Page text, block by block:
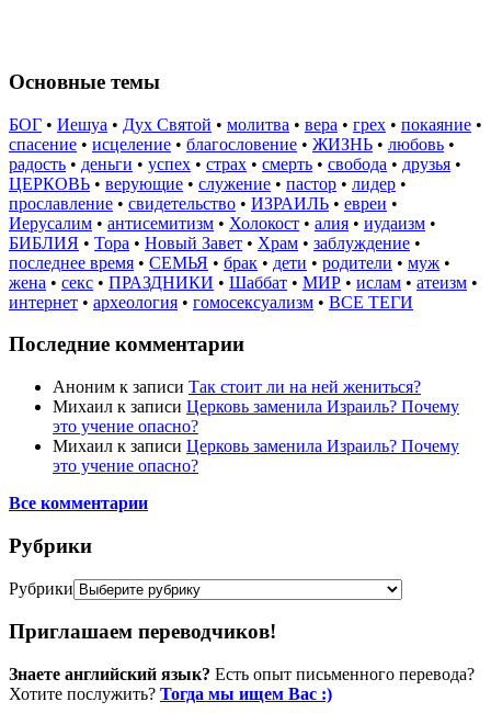
Основные темы
БОГ • Иешуа • Дух Святой • молитва • вера • грех • покаяние •
спасение • исцеление • благословение • ЖИЗНЬ • любовь •
радость • деньги • успех • страх • смерть • свобода • друзья •
ЦЕРКОВЬ • верующие • служение • пастор • лидер •
прославление • свидетельство • ИЗРАИЛЬ • евреи •
Иерусалим • антисемитизм • Холокост • алия • иудаизм •
БИБЛИЯ • Тора • Новый Завет • Храм • заблуждение •
последнее время • СЕМЬЯ • брак • дети • родители • муж •
жена • секс • ПРАЗДНИКИ • Шаббат • МИР • ислам • атеизм •
интернет • археология • гомосексуализм • ВСЕ ТЕГИ
Последние комментарии
Аноним к записи Так стоит ли на ней жениться?
Михаил к записи Церковь заменила Израиль? Почему
это учение опасно?
Михаил к записи Церковь заменила Израиль? Почему
это учение опасно?
Все комментарии
Рубрики
Рубрики
Приглашаем переводчиков!
Знаете английский язык? Есть опыт письменного перевода?
Хотите послужить? Тогда мы ищем Вас :)